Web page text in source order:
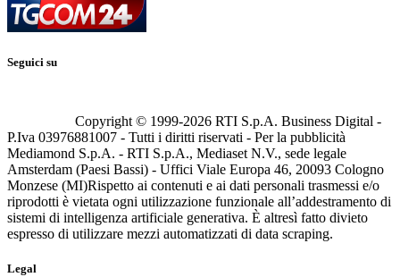
Seguici su
Copyright © 1999-2026 RTI S.p.A. Business Digital -
P.Iva 03976881007 - Tutti i diritti riservati - Per la pubblicità
Mediamond S.p.A. - RTI S.p.A., Mediaset N.V., sede legale
Amsterdam (Paesi Bassi) - Uffici Viale Europa 46, 20093 Cologno
Monzese (MI)Rispetto ai contenuti e ai dati personali trasmessi e/o
riprodotti è vietata ogni utilizzazione funzionale all’addestramento di
sistemi di intelligenza artificiale generativa. È altresì fatto divieto
espresso di utilizzare mezzi automatizzati di data scraping.
Legal